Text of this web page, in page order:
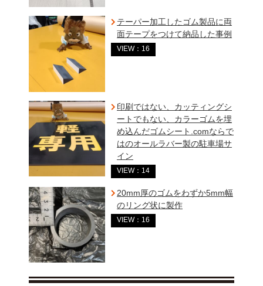
テーパー加工したゴム製品に両
面テープをつけて納品した事例
VIEW：16
印刷ではない、カッティングシ
ートでもない、カラーゴムを埋
め込んだゴムシート.comならで
はのオールラバー製の駐車場サ
イン
VIEW：14
20mm厚のゴムをわずか5mm幅
のリング状に製作
VIEW：16